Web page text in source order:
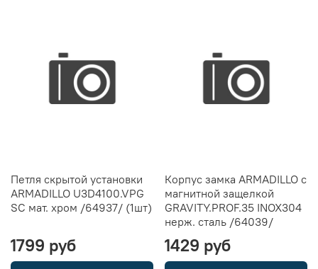
Петля скрытой установки
ARMADILLO U3D4100.VPG
SC мат. хром /64937/ (1шт)
1799 руб
Корпус замка ARMADILLO с
магнитной защелкой
GRAVITY.PROF.35 INOX304
нерж. сталь /64039/
1429 руб